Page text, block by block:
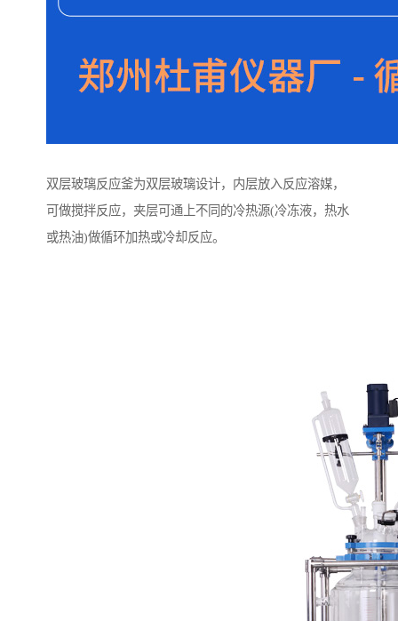
双层玻璃反应釜为双层玻璃设计，内层放入反应溶媒，
可做搅拌反应，夹层可通上不同的冷热源(冷冻液，热水
或热油)做循环加热或冷却反应。